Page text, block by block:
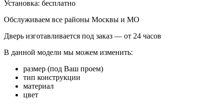
Установка: бесплатно
Обслуживаем все районы Москвы и МО
Дверь изготавливается под заказ — от 24 часов
В данной модели мы можем изменить:
размер (под Ваш проем)
тип конструкции
материал
цвет